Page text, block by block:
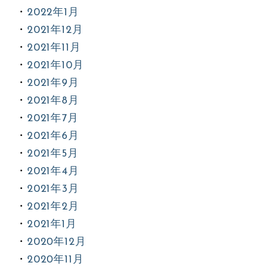
2022年1月
2021年12月
2021年11月
2021年10月
2021年9月
2021年8月
2021年7月
2021年6月
2021年5月
2021年4月
2021年3月
2021年2月
2021年1月
2020年12月
2020年11月